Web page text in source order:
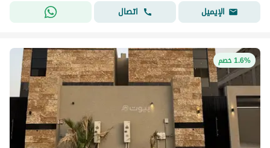
الإيميل
اتصال
1.6% خصم